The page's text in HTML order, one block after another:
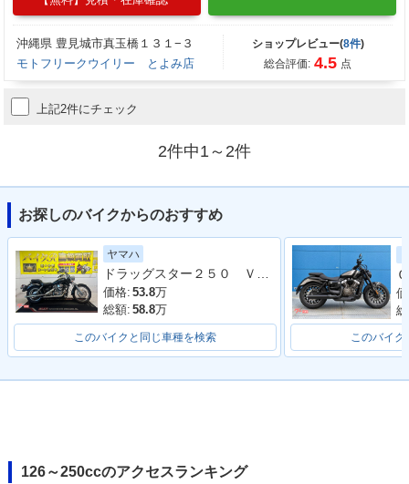
沖縄県 豊見城市真玉橋１３１−３
モトフリークウイリー とよみ店
ショップレビュー(8件)
総合評価: 4.5 点
上記2件にチェック
2件中1～2件
お探しのバイクからのおすすめ
ヤマハ
価格: 53.8万
総額: 58.8万
このバイクと同じ車種を検索 このバイク
126～250ccのアクセスランキング